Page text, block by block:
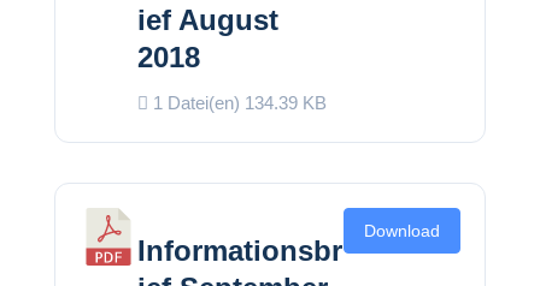
ief August
2018
1 Datei(en) 134.39 KB
Informationsbr
Download